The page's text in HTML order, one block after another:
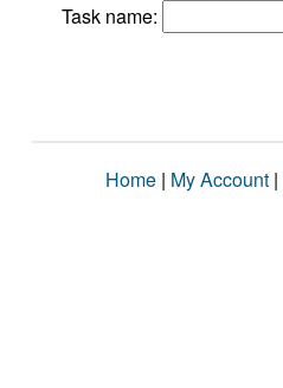
Task name:
Home | My Account |